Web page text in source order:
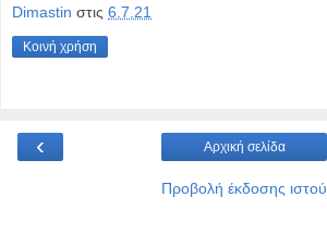
Dimastin στις 6.7.21
Κοινή χρήση
‹ Αρχική σελίδα
Προβολή έκδοσης ιστού